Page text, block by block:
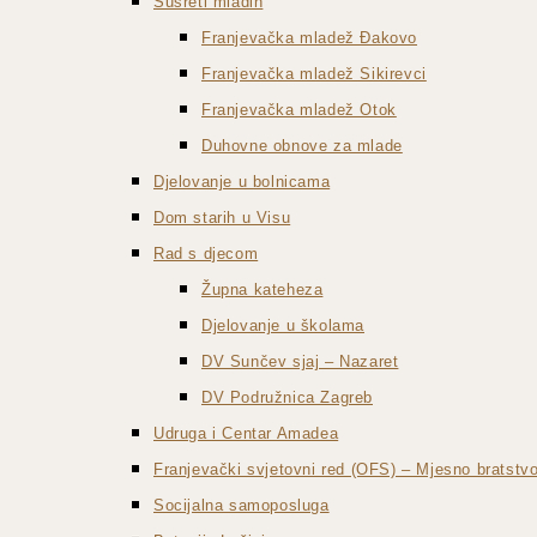
Franjevačka mladež Đakovo
Franjevačka mladež Sikirevci
Franjevačka mladež Otok
Duhovne obnove za mlade
Djelovanje u bolnicama
Dom starih u Visu
Rad s djecom
Župna kateheza
Djelovanje u školama
DV Sunčev sjaj – Nazaret
DV Podružnica Zagreb
Udruga i Centar Amadea
Franjevački svjetovni red (OFS) – Mjesno
Socijalna samoposluga